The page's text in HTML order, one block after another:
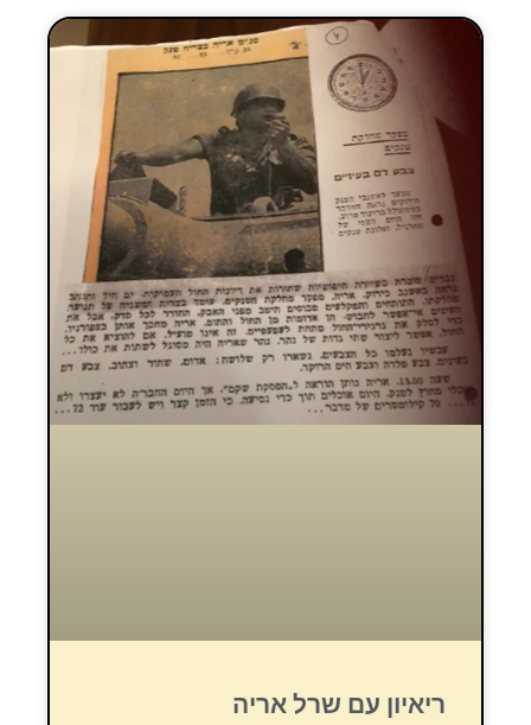
ריאיון עם שרל אריה